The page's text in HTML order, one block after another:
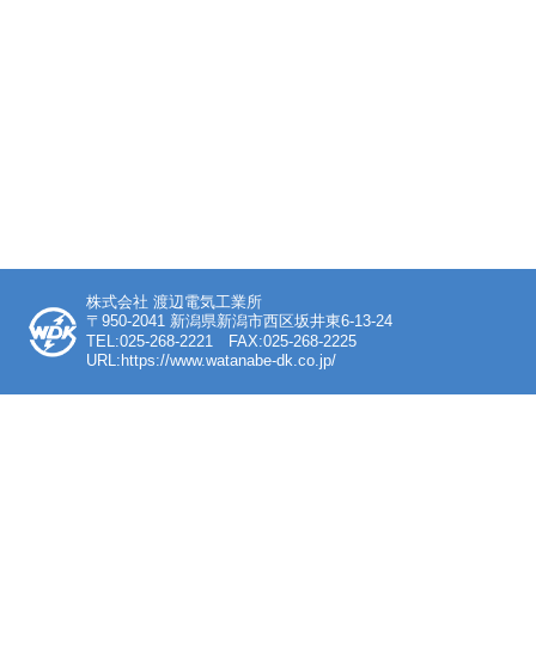
株式会社 渡辺電気工業所
〒950-2041 新潟県新潟市西区坂井東6-13-24
TEL:025-268-2221 FAX:025-268-2225
URL:https://www.watanabe-dk.co.jp/